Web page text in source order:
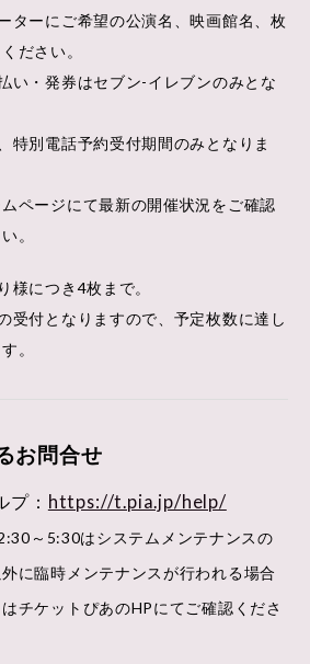
ターにご希望の公演名、映画館名、枚
ださい。
い・発券はセブン-イレブンのみとな
特別電話予約受付期間のみとなりま
ページにて最新の開催状況をご確認
。
様につき4枚まで。
受付となりますので、予定枚数に達し
。
お問合せ
： https://t.pia.jp/help/
～5:30はシステムメンテナンスの
に臨時メンテナンスが行われる場合
チケットぴあのHPにてご確認くださ